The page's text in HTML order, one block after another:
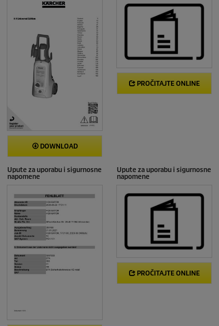
DOWNLOAD
PROČITAJTE ONLINE
Upute za uporabu i sigurnosne
napomene
Upute za uporabu i sigurnosne
napomene
PROČITAJTE ONLINE